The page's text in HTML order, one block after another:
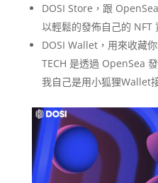
DOSI Store，跟
以輕鬆的發佈自己的 NFT
DOSI Wallet，用來收藏
TECH 是透過 OpenSea
我自己是用小狐狸Wallet